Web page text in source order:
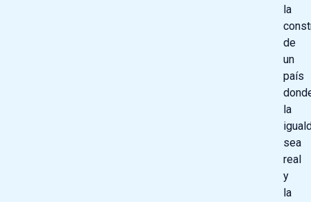
la
de
un
país
la
sea
real
y
la